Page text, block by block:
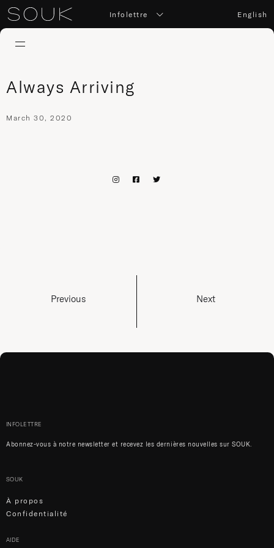
Infolettre English
Always Arriving
March 30, 2020
Previous Next
INFOLETTRE
Abonnez-vous à notre newsletter et recevez les dernières nouvelles sur SOUK.
SOUK
À propos
Confidentialité
AIDE